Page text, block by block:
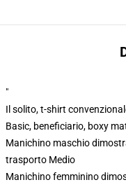
"
Il solito, t-shirt
Basic, beneficiario, boxy
Manichino maschio
trasporto Medio
Manichino femminino